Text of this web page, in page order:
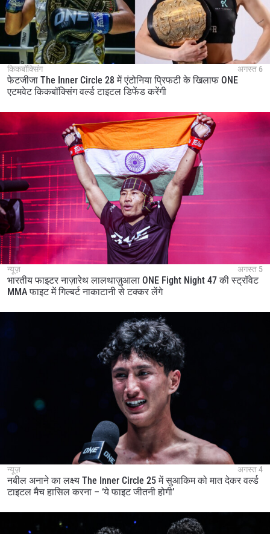
किकबॉक्सिंग अगस्त 6
फेटजीजा The Inner Circle 28 में एंटोनिया प्रिफटी के खिलाफ ONE
एटमवेट किकबॉक्सिंग वर्ल्ड टाइटल डिफेंड करेंगी
न्यूज़ अगस्त 5
भारतीय फाइटर नाज़ारेथ लालथाज़ुआला ONE Fight Night 47 की स्ट्रॉवेट
MMA फाइट में गिल्बर्ट नाकाटानी से टक्कर लेंगे
न्यूज़ अगस्त 4
नबील अनाने का लक्ष्य The Inner Circle 25 में सुआकिम को मात देकर वर्ल्ड
टाइटल मैच हासिल करना – ‘ये फाइट जीतनी होगी’